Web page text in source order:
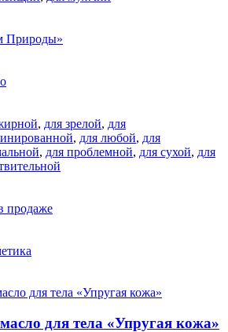
Природы»
, для зрелой, для
, для любой, для
, для проблемной, для сухой, для
продаже
для тела «Упругая кожа»